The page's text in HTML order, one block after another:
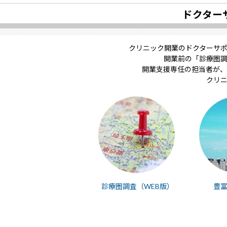
ドクタ
クリニック開業のドクターサ
開業前の「診療圏
開業支援専任の担当者が
クリ
診療圏調査（WEB版） 豊